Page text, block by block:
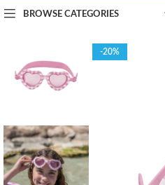
BROWSE CATEGORIES
-20%